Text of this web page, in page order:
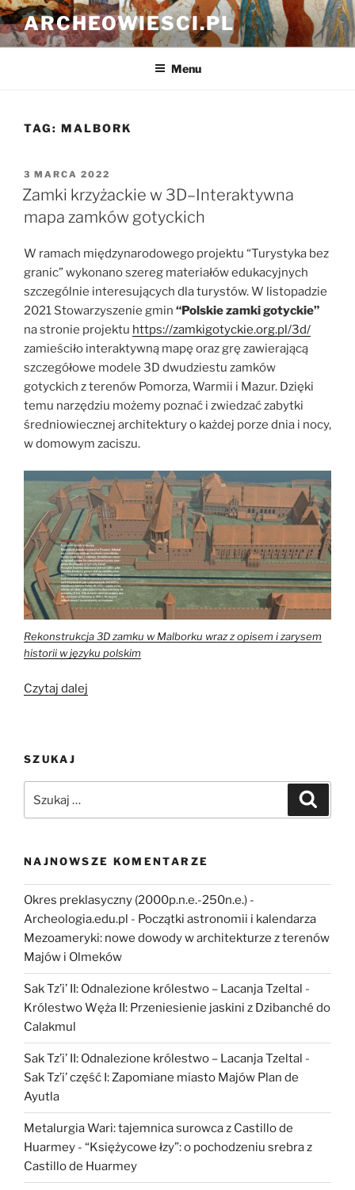
Przejdź
do
treści
ARCHEOWIESCI.PL
Menu
TAG: MALBORK
OPUBLIKOWANE
W
3 MARCA 2022
Zamki krzyżackie w 3D–Interaktywna
mapa zamków gotyckich
W ramach międzynarodowego projektu “Turystyka bez
granic” wykonano szereg materiałów edukacyjnych
szczególnie interesujących dla turystów. W listopadzie
2021 Stowarzyszenie gmin “Polskie zamki gotyckie”
na stronie projektu https://zamkigotyckie.org.pl/3d/
zamieściło interaktywną mapę oraz grę zawierającą
szczegółowe modele 3D dwudziestu zamków
gotyckich z terenów Pomorza, Warmii i Mazur. Dzięki
temu narzędziu możemy poznać i zwiedzać zabytki
średniowiecznej architektury o każdej porze dnia i nocy,
w domowym zaciszu.
Rekonstrukcja 3D zamku w Malborku wraz z opisem i zarysem
historii w języku polskim
Czytaj dalej
mapa
gotyckich”
SZUKAJ
NAJNOWSZE KOMENTARZE
Okres preklasyczny (2000p.n.e.-250n.e.) -
Archeologia.edu.pl - Początki astronomii i kalendarza
Mezoameryki: nowe dowody w architekturze z terenów
Majów i Olmeków
Sak Tz’i’ II: Odnalezione królestwo – Lacanja Tzeltal -
Królestwo Węża II: Przeniesienie jaskini z Dzibanché do
Calakmul
Sak Tz’i’ II: Odnalezione królestwo – Lacanja Tzeltal -
Sak Tz’i’ część I: Zapomiane miasto Majów Plan de
Ayutla
Metalurgia Wari: tajemnica surowca z Castillo de
Huarmey - “Księżycowe łzy”: o pochodzeniu srebra z
Castillo de Huarmey